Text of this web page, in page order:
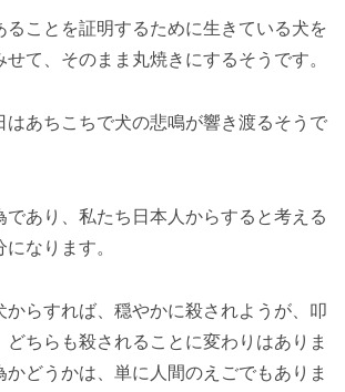
ることを証明するために生きている犬を
て、そのまま丸焼きにするそうです。
はあちこちで犬の悲鳴が響き渡るそうで
であり、私たち日本人からすると考える
なります。
からすれば、穏やかに殺されようが、叩
どちらも殺されることに変わりはありま
かどうかは、単に人間のえごでもありま